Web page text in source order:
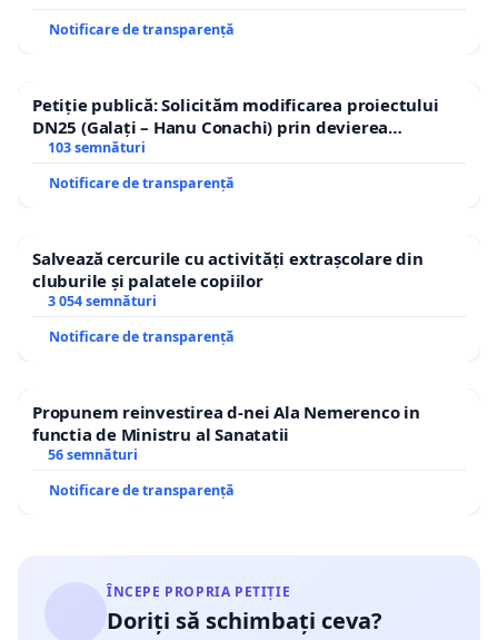
Notificare de transparență
Petiție publică: Solicităm modificarea proiectului
DN25 (Galați – Hanu Conachi) prin devierea
traseului în afara localităților!
103 semnături
Notificare de transparență
Salvează cercurile cu activități extrașcolare din
cluburile și palatele copiilor
3 054 semnături
Notificare de transparență
Propunem reinvestirea d-nei Ala Nemerenco in
functia de Ministru al Sanatatii
56 semnături
Notificare de transparență
ÎNCEPE PROPRIA PETIȚIE
Doriți să schimbați ceva?